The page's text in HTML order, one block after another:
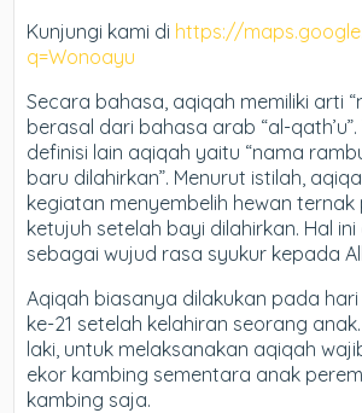
Kunjungi kami di https://
q=Wonoayu
Secara bahasa, aqiqah memiliki arti
berasal dari bahasa arab “al-
definisi lain aqiqah yaitu “nama
baru dilahirkan”. Menurut istilah,
kegiatan menyembelih hewan ternak
ketujuh setelah bayi dilahirkan. Hal ini
sebagai wujud rasa syukur kepada
Aqiqah biasanya dilakukan pada hari
ke-21 setelah kelahiran seorang
laki, untuk melaksanakan aqiqah
ekor kambing sementara anak
kambing saja.